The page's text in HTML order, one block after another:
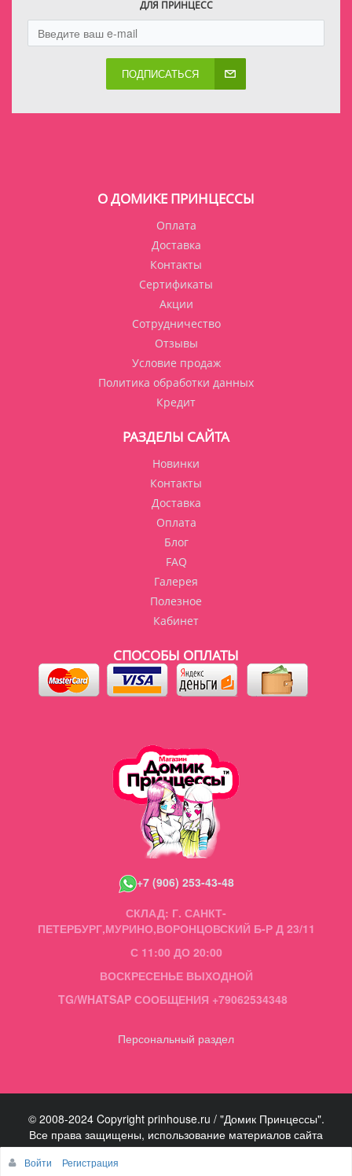
ДЛЯ ПРИНЦЕСС
ПОДПИСАТЬСЯ
О ДОМИКЕ ПРИНЦЕССЫ
Оплата
Доставка
Контакты
Сертификаты
Акции
Сотрудничество
Отзывы
Условие продаж
Политика обработки данных
Кредит
РАЗДЕЛЫ САЙТА
Новинки
Контакты
Доставка
Оплата
Блог
FAQ
Галерея
Полезное
Кабинет
СПОСОБЫ ОПЛАТЫ
+7 (906) 253-43-48
СКЛАД: Г. САНКТ-
ПЕТЕРБУРГ,МУРИНО,ВОРОНЦОВСКИЙ Б-Р Д 23/11
С 11:00 ДО 20:00
ВОСКРЕСЕНЬЕ ВЫХОДНОЙ
TG/WHATSAP СООБЩЕНИЯ +79062534348
Персональный раздел
© 2008-2024 Copyright prinhouse.ru / "Домик Принцессы".
Все права защищены, использование материалов сайта
запрещено.
Войти
Регистрация